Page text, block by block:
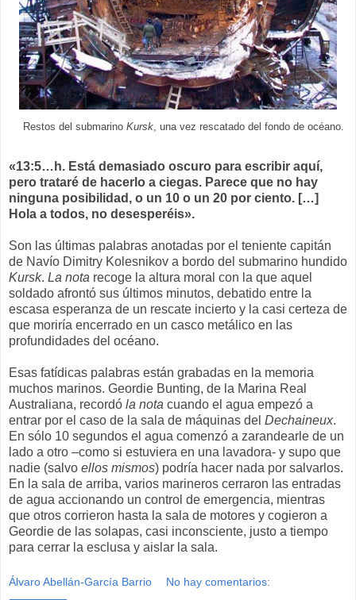
Restos del submarino Kursk, una vez rescatado del fondo de océano.
«13:5…h. Está demasiado oscuro para escribir aquí,
pero trataré de hacerlo a ciegas. Parece que no hay
ninguna posibilidad, o un 10 o un 20 por ciento. […]
Hola a todos, no desesperéis».
Son las últimas palabras anotadas por el teniente capitán
de Navío Dimitry Kolesnikov a bordo del submarino hundido
Kursk. La nota recoge la altura moral con la que aquel
soldado afrontó sus últimos minutos, debatido entre la
escasa esperanza de un rescate incierto y la casi certeza de
que moriría encerrado en un casco metálico en las
profundidades del océano.
Esas fatídicas palabras están grabadas en la memoria
muchos marinos. Geordie Bunting, de la Marina Real
Australiana, recordó la nota cuando el agua empezó a
entrar por el caso de la sala de máquinas del Dechaineux.
En sólo 10 segundos el agua comenzó a zarandearle de un
lado a otro –como si estuviera en una lavadora- y supo que
nadie (salvo ellos mismos) podría hacer nada por salvarlos.
En la sala de arriba, varios marineros cerraron las entradas
de agua accionando un control de emergencia, mientras
que otros corrieron hasta la sala de motores y cogieron a
Geordie de las solapas, casi inconsciente, justo a tiempo
para cerrar la esclusa y aislar la sala.
Álvaro Abellán-García Barrio No hay comentarios: